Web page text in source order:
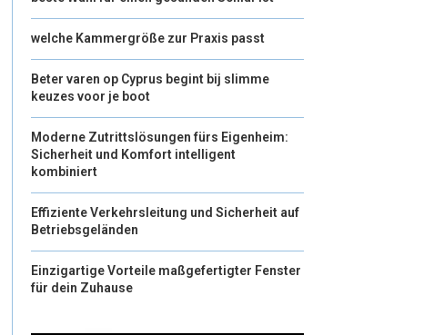
welche Kammergröße zur Praxis passt
Beter varen op Cyprus begint bij slimme
keuzes voor je boot
Moderne Zutrittslösungen fürs Eigenheim:
Sicherheit und Komfort intelligent
kombiniert
Effiziente Verkehrsleitung und Sicherheit auf
Betriebsgeländen
Einzigartige Vorteile maßgefertigter Fenster
für dein Zuhause